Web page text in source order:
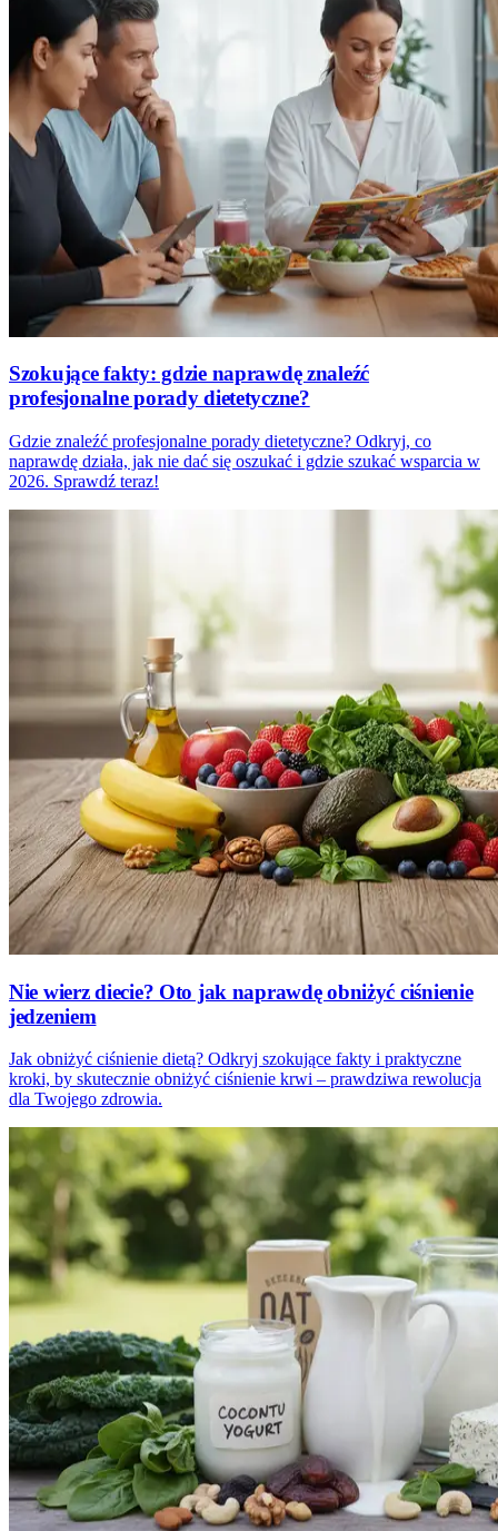
Szokujące fakty: gdzie naprawdę znaleźć
profesjonalne porady dietetyczne?
Gdzie znaleźć profesjonalne porady dietetyczne? Odkryj, co
naprawdę działa, jak nie dać się oszukać i gdzie szukać wsparcia w
2026. Sprawdź teraz!
Nie wierz diecie? Oto jak naprawdę obniżyć ciśnienie
jedzeniem
Jak obniżyć ciśnienie dietą? Odkryj szokujące fakty i praktyczne
kroki, by skutecznie obniżyć ciśnienie krwi – prawdziwa rewolucja
dla Twojego zdrowia.